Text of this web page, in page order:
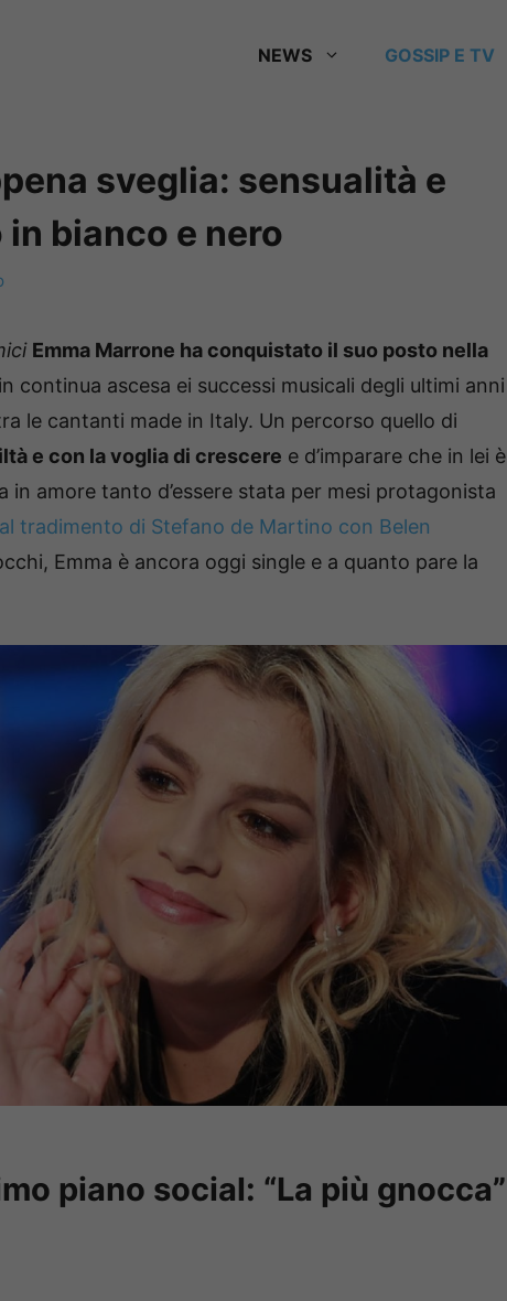
NEWS GOSSIP E TV
sveglia: sensualità e
bianco e nero
Emma Marrone ha conquistato il suo posto nella
continua ascesa ei successi musicali degli ultimi anni
le cantanti made in Italy. Un percorso quello di
e con la voglia di crescere e d’imparare che in lei è
amore tanto d’essere stata per mesi protagonista
al tradimento di Stefano de Martino con Belen
Emma è ancora oggi single e a quanto pare la
piano social: “La più gnocca”